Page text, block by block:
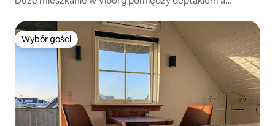
Wybór gości
Wybór gości